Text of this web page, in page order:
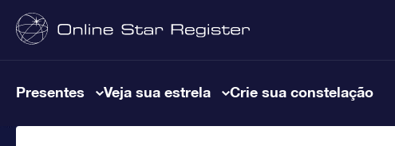
Presentes Veja sua estrela Crie sua constelação